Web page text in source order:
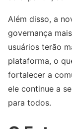
Além disso, a
governança
usuários terão
plataforma, o
fortalecer a
ele continue a
para todos.